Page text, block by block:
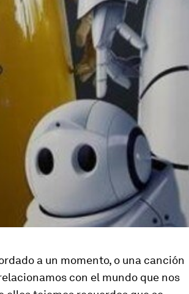
a un momento, o una canción
con el mundo que nos